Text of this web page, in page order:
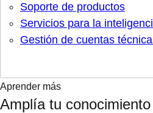
Soporte de productos
Servicios para la
Gestión de cuentas
Aprender más
Amplía tu conocimiento